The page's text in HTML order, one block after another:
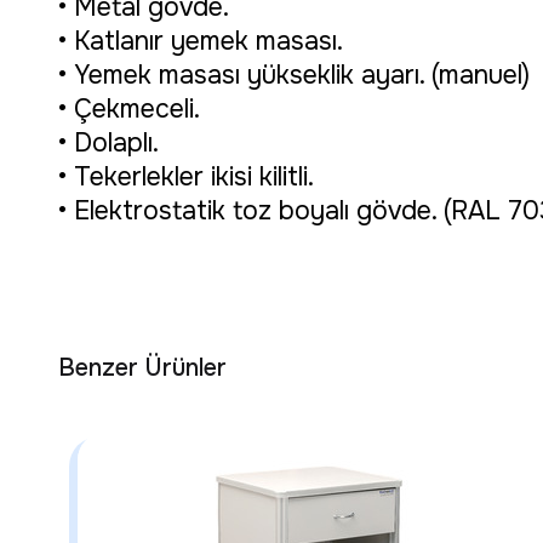
• Metal gövde.
• Katlanır yemek masası.
• Yemek masası yükseklik ayarı. (manuel)
• Çekmeceli.
• Dolaplı.
• Tekerlekler ikisi kilitli.
• Elektrostatik toz boyalı gövde. (RAL
Benzer Ürünler